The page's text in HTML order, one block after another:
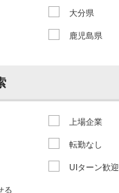
大分県
鹿児島県
上場企業
転勤なし
UIターン歓迎
る